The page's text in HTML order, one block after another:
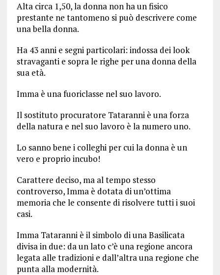
Alta circa 1,50, la donna non ha un fisico
prestante ne tantomeno si può descrivere come
una bella donna.
Ha 43 anni e segni particolari: indossa dei look
stravaganti e sopra le righe per una donna della
sua età.
Imma è una fuoriclasse nel suo lavoro.
Il sostituto procuratore Tataranni è una forza
della natura e nel suo lavoro è la numero uno.
Lo sanno bene i colleghi per cui la donna è un
vero e proprio incubo!
Carattere deciso, ma al tempo stesso
controverso, Imma è dotata di un’ottima
memoria che le consente di risolvere tutti i suoi
casi.
Imma Tataranni è il simbolo di una Basilicata
divisa in due: da un lato c’è una regione ancora
legata alle tradizioni e dall’altra una regione che
punta alla modernità.